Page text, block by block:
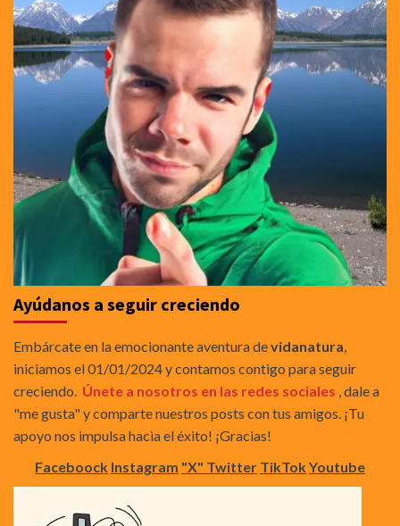
Ayúdanos a seguir creciendo
Embárcate en la emocionante aventura devidanatura,
iniciamos el 01/01/2024 y contamos contigo para seguir
creciendo. Únete a nosotros en las redes sociales , dale a
"me gusta" y comparte nuestros posts con tus amigos. ¡Tu
apoyo nos impulsa hacia el éxito! ¡Gracias!
Faceboock Instagram "X" Twitter TikTokYoutube